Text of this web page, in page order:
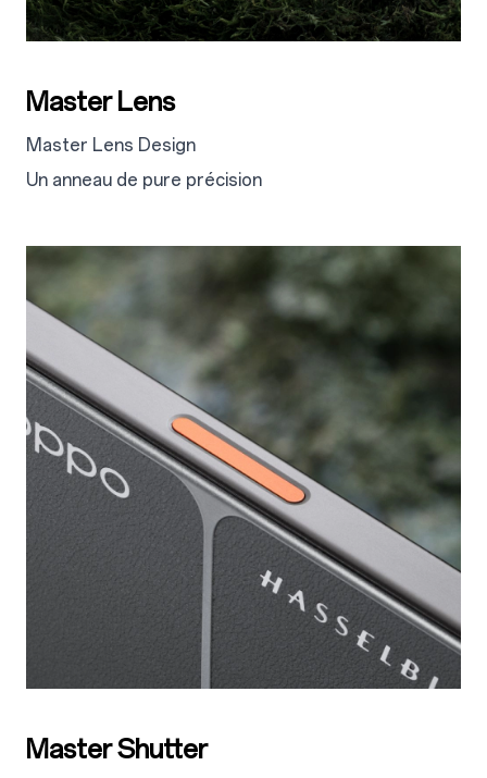
Master Lens
Master Lens Design
Un anneau de pure précision
Master Shutter